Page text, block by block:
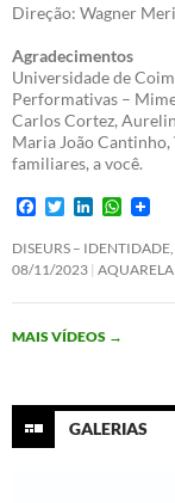
Direção: Wagner
Agradecimentos
Universidade de
Performativas –
Carlos Cortez,
Maria João Cantinho,
familiares, a você.
F
c
e
b
o
k
T
i
t
t
e
n
k
e
d
n
W
a
t
s
A
DISEURS –
08/11/2023
MAIS VÍDEOS →
GALERIAS